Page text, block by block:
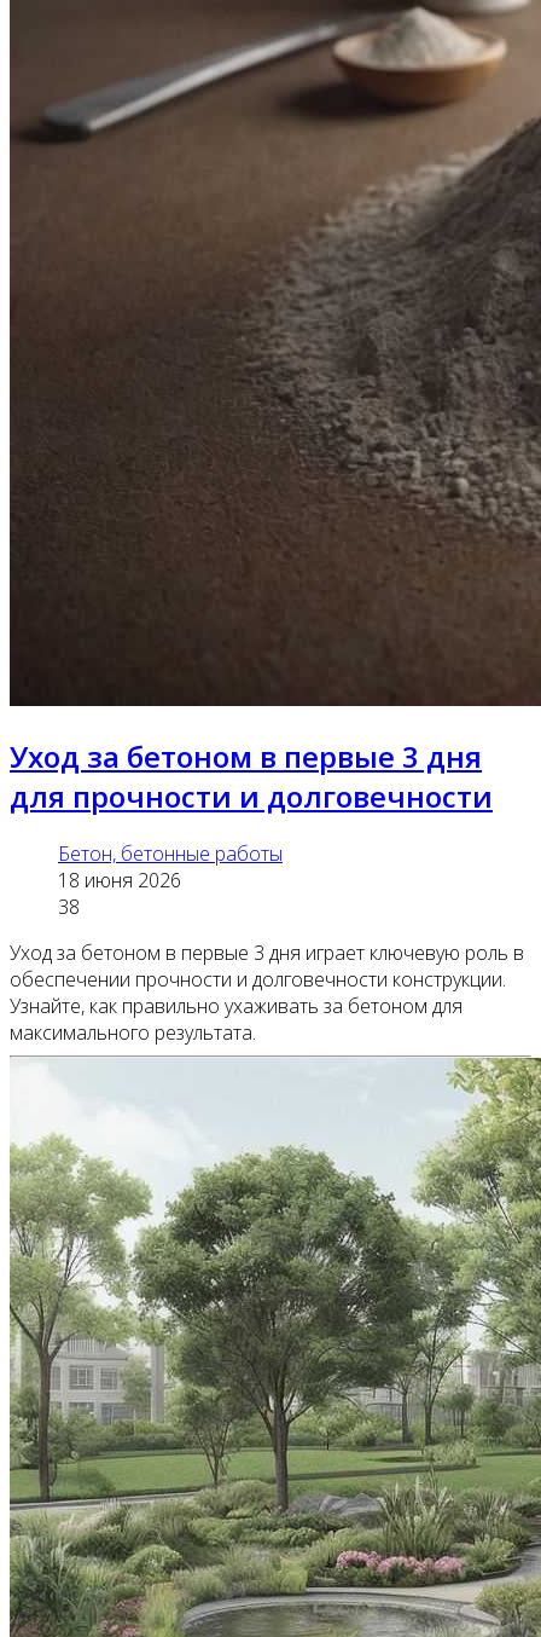
Уход за бетоном в первые 3 дня
для прочности и долговечности
Бетон, бетонные работы
18 июня 2026
38
Уход за бетоном в первые 3 дня играет ключевую роль в
обеспечении прочности и долговечности конструкции.
Узнайте, как правильно ухаживать за бетоном для
максимального результата.